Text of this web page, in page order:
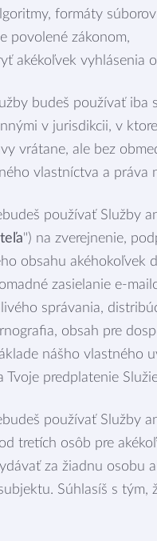
formáty
povolené zákonom,
akékoľvek vyhlásenia
budeš používať
v jurisdikcii, v
vrátane, ale bez
vlastníctva a práva
používať Služby
") na zverejnenie,
obsahu akéhokoľvek
zasielanie e-
správania,
obsah pre
nášho vlastného
Tvoje predplatenie
používať Služby
tretích osôb pre
za žiadnu osobu
Súhlasíš s